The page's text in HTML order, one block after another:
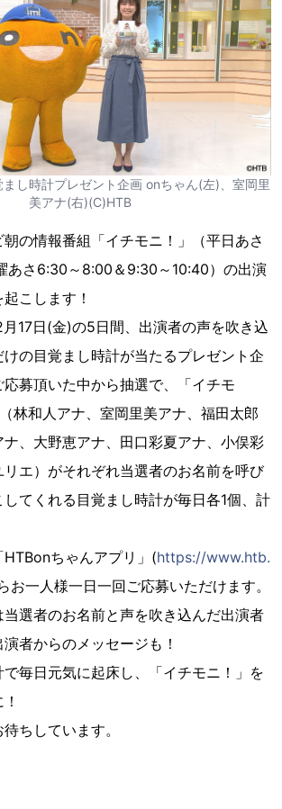
まし時計プレゼント企画 onちゃん(左)、室岡里
美アナ(右)(C)HTB
の情報番組「イチモニ！」（平日あさ
あさ6:30～8:00＆9:30～10:40）の出演
こします！
17日(金)の5日間、出演者の声を吹き込
の目覚まし時計が当たるプレゼント企
募頂いた中から抽選で、「イチモ
林和人アナ、室岡里美アナ、福田太郎
、大野恵アナ、田口彩夏アナ、小俣彩
エ）がそれぞれ当選者のお名前を呼び
てくれる目覚まし時計が毎日各1個、計
ちゃんアプリ」(https://www.htb.
お一人様一日一回ご応募いただけます。
当選者のお名前と声を吹き込んだ出演者
者からのメッセージも！
毎日元気に起床し、「イチモニ！」を
ちしています。